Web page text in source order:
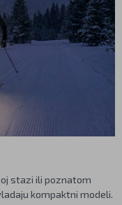
stazi ili poznatom
kompaktni modeli.